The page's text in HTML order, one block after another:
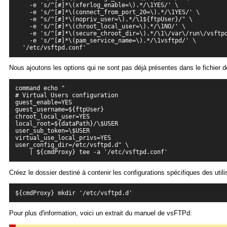
    -e 's/^[#]*\(xferlog_enable=\).*/\1YES/' \
    -e 's/^[#]*\(connect_from_port_20=\).*/\1YES/' \
    -e "s/^[#]*\(nopriv_user=\).*/\1${ftpUser}/" \
    -e 's/^[#]*\(chroot_local_user=\).*/\1NO/' \
-e 's/^[#]*\(secure_chroot_dir=\).*/\1\/var\/run\/
    -e 's/^[#]*\(pam_service_name=\).*/\1vsftpd/' \
  '/etc/vsftpd.conf'
Nous ajoutons les options qui ne sont pas déjà présentes dans le fichier
command echo "
# Virtual Users configuration
guest_enable=YES
guest_username=${ftpUser}
chroot_local_user=YES
local_root=${dataPath}/\$USER
user_sub_token=\$USER
virtual_use_local_privs=YES
user_config_dir=/etc/vsftpd.d" \
Créez le dossier destiné à contenir les configurations spécifiques des
Pour plus d'information, voici un extrait du manuel de vsFTPd: